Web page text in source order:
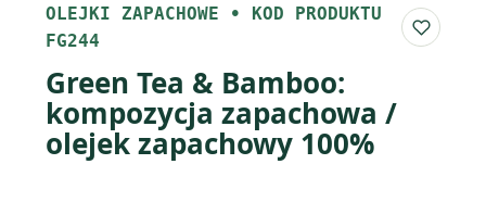
OLEJKI ZAPACHOWE • KOD PRODUKTU
FG244
Do
Green Tea & Bamboo:
kompozycja zapachowa /
olejek zapachowy 100%